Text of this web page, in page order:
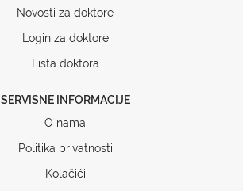
Novosti za doktore
Login za doktore
Lista doktora
SERVISNE INFORMACIJE
O nama
Politika privatnosti
Kolačići